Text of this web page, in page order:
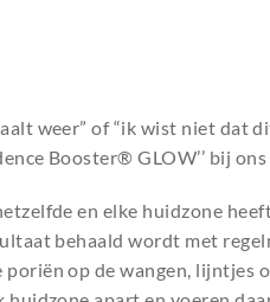
weer” of “ik wist niet dat
Booster® GLOW’’ bij
en elke huidzone
behaald wordt met
poriën op de wangen,